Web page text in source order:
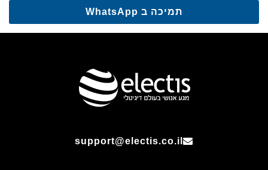
תמיכה ב WhatsApp
support@electis.co.il